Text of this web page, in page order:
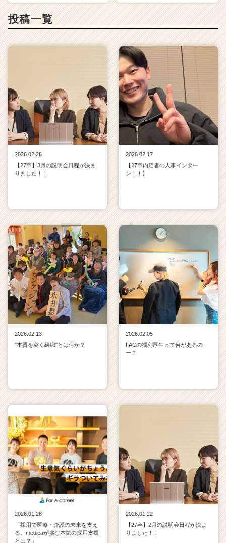
投稿一覧
2026.02.26
【27卒】3月の説明会日程が決ま
りました！！
2026.02.17
【27卒内定者の人事インター
ン！！】
2026.02.13
"本質を突く組織"とは何か？
2026.02.05
FACの福利厚生って何があるの
ー？
2026.01.28
「採用で医療・介護の未来を支え
る。medicaが挑む本気の採用支援
とは？」
2026.01.22
【27卒】2月の説明会日程が決ま
りました！！